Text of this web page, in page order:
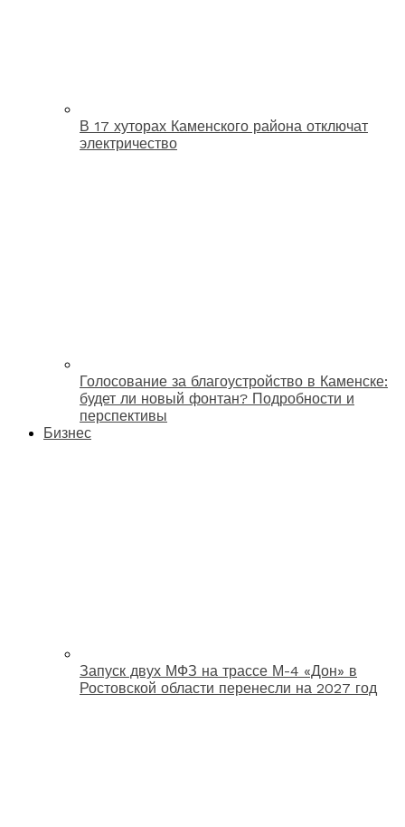
В 17 хуторах Каменского района отключат
электричество
Голосование за благоустройство в Каменске:
будет ли новый фонтан? Подробности и
перспективы
Бизнес
Запуск двух МФЗ на трассе М-4 «Дон» в
Ростовской области перенесли на 2027 год